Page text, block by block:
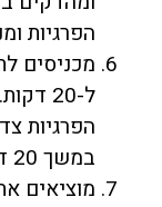
הפרגיות
ל-20
הפרגיות
במשך 20 דקות נוספות.
מוציאים